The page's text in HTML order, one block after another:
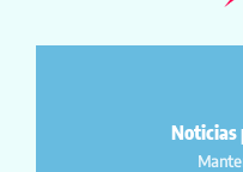
Noticias